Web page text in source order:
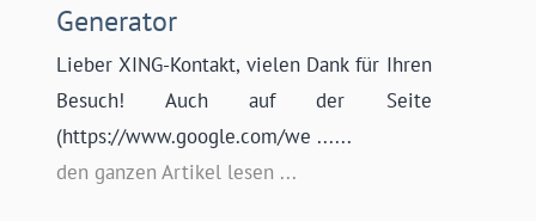
Generator
Lieber XING-Kontakt, vielen Dank für Ihren
Besuch! Auch auf der Seite
(https://www.google.com/we ......
den ganzen Artikel lesen ...